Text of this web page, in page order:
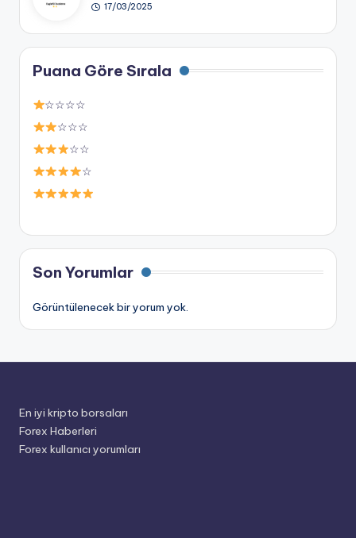
17/03/2025
Puana Göre Sırala
☆☆☆☆
☆☆☆
☆☆
☆
Son Yorumlar
Görüntülenecek bir yorum yok.
En iyi kripto borsaları
Forex Haberleri
Forex kullanıcı yorumları